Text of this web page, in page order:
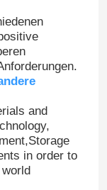
and
in order to